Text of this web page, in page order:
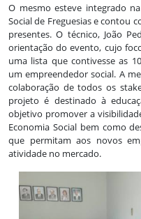
O mesmo esteve integrado
Social de Freguesias e contou
presentes. O técnico, João
orientação do evento, cujo
uma lista que contivesse as
um empreendedor social. A
colaboração de todos os
projeto é destinado à
objetivo promover a
Economia Social bem como
que permitam aos novos
atividade no mercado.